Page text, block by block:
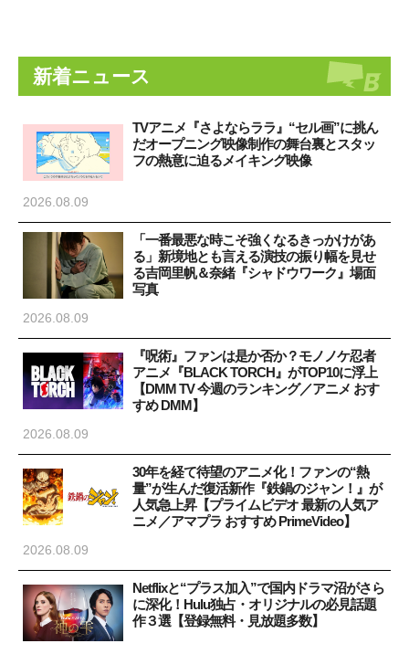
新着ニュース
TVアニメ『さよならララ』“セル画”に挑ん
だオープニング映像制作の舞台裏とスタッ
フの熱意に迫るメイキング映像
2026.08.09
「一番最悪な時こそ強くなるきっかけがあ
る」新境地とも言える演技の振り幅を見せ
る吉岡里帆＆奈緒『シャドウワーク』場面
写真
2026.08.09
『呪術』ファンは是か否か？モノノケ忍者
アニメ『BLACK TORCH』がTOP10に浮上
【DMM TV 今週のランキング／アニメ おす
すめ DMM】
2026.08.09
30年を経て待望のアニメ化！ファンの“熱
量”が生んだ復活新作『鉄鍋のジャン！』が
人気急上昇【プライムビデオ 最新の人気ア
ニメ／アマプラ おすすめ PrimeVideo】
2026.08.09
Netflixと“プラス加入”で国内ドラマ沼がさら
に深化！Hulu独占・オリジナルの必見話題
作３選【登録無料・見放題多数】